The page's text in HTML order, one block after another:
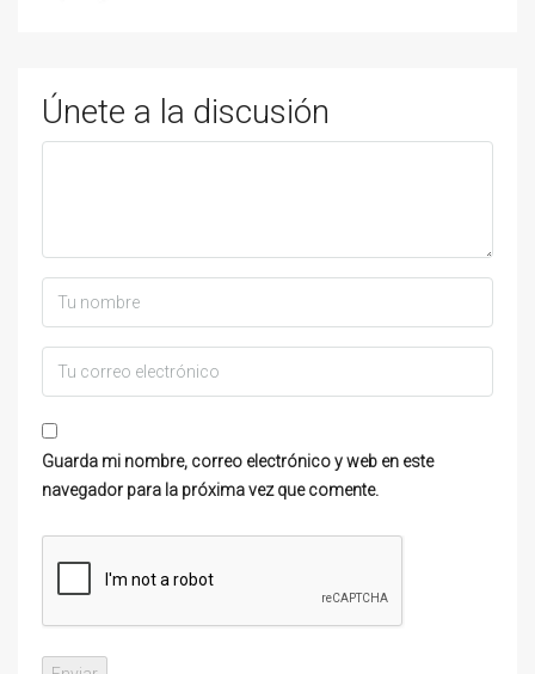
Únete a la discusión
Guarda mi nombre, correo electrónico y web en este
navegador para la próxima vez que comente.